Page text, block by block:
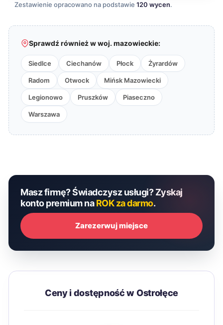
Zestawienie opracowano na podstawie 120 wycen.
Sprawdź również w woj. mazowieckie:
Siedlce Ciechanów Płock Żyrardów
Radom Otwock Mińsk Mazowiecki
Legionowo Pruszków Piaseczno
Warszawa
Masz firmę? Świadczysz usługi? Zyskaj
konto premium naROK za darmo.
Zarezerwuj miejsce
Ceny i dostępność w Ostrołęce